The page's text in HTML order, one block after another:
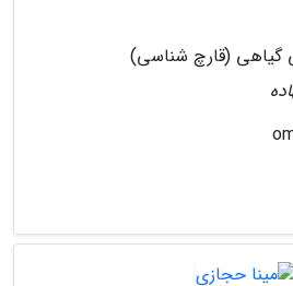
گیاهی (قارچ شناسی)